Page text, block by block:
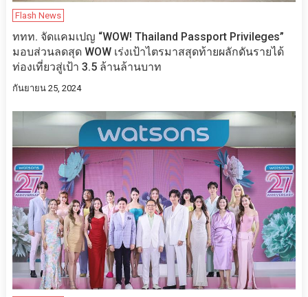
Flash News
ททท. จัดแคมเปญ “WOW! Thailand Passport Privileges”
มอบส่วนลดสุด WOW เร่งเป้าไตรมาสสุดท้ายผลักดันรายได้
ท่องเที่ยวสู่เป้า 3.5 ล้านล้านบาท
กันยายน 25, 2024